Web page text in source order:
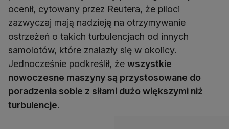
ocenił, cytowany przez Reutera, że piloci
zazwyczaj mają nadzieję na otrzymywanie
ostrzeżeń o takich turbulencjach od innych
samolotów, które znalazły się w okolicy.
Jednocześnie podkreślił, że wszystkie
nowoczesne maszyny są przystosowane do
poradzenia sobie z siłami dużo większymi niż
turbulencje.